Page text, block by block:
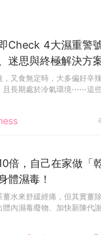
Check 4大濕重警
迷思與終極解決方
又食無定時，大多偏好辛
且長期處於冷氣環境⋯⋯這
倍，自己在家做「
體濕毒！
水來舒緩經痛，但其實薑
內濕毒廢物、加快新陳代